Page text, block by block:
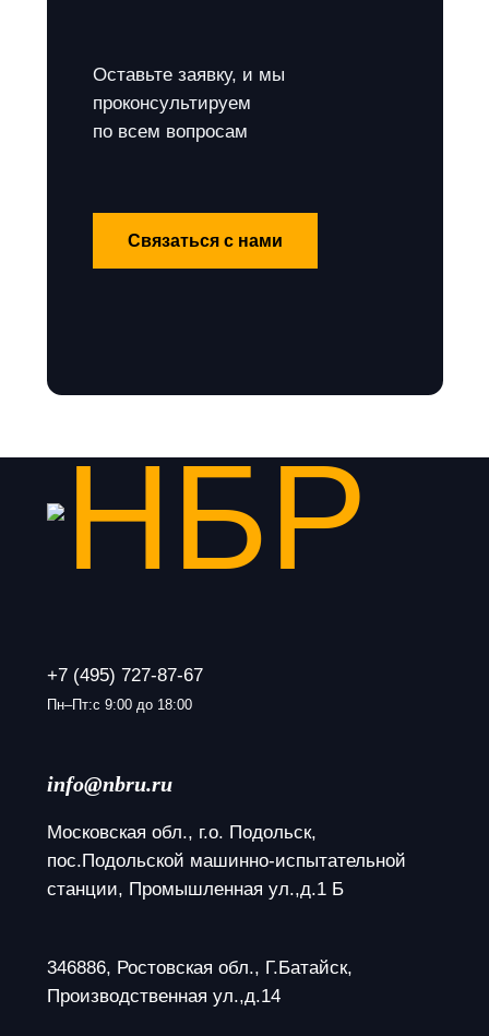
Оставьте заявку, и мы
проконсультируем
по всем вопросам
Связаться с нами
+7 (495) 727-87-67
Пн–Пт:с 9:00 до 18:00
info@nbru.ru
Московская обл., г.о. Подольск,
пос.Подольской машинно-испытательной
станции, Промышленная ул.,д.1 Б
346886, Ростовская обл., Г.Батайск,
Производственная ул.,д.14